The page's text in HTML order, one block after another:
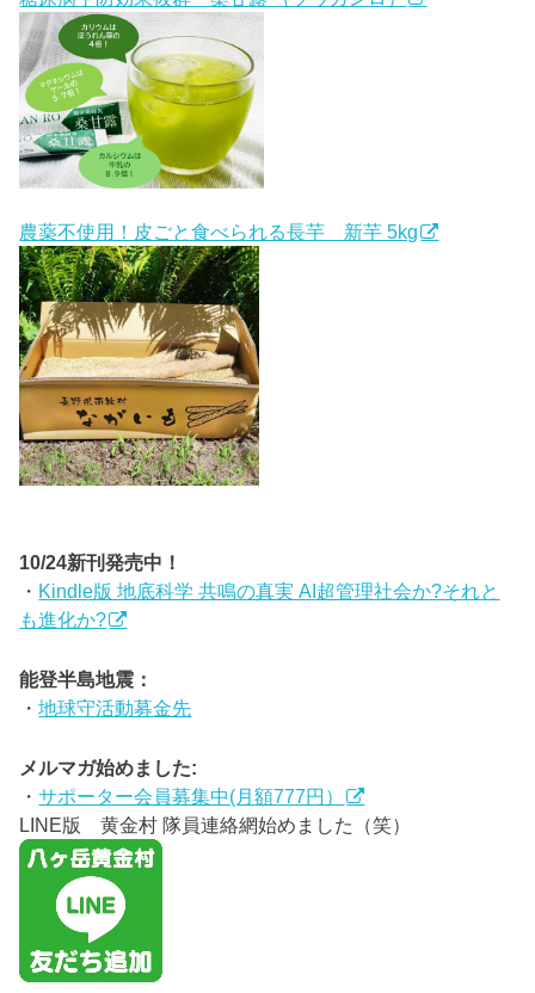
農薬不使用！皮ごと食べられる長芋 新芋 5kg
10/24新刊発売中！
・ Kindle版 地底科学 共鳴の真実 AI超管理社会か?それと
も進化か?
能登半島地震：
・地球守活動募金先
メルマガ始めました:
・サポーター会員募集中(月額777円）
LINE版 黄金村 隊員連絡網始めました（笑）